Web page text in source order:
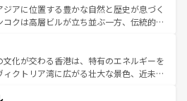
わってみてほしい。 なお、新着の韓国情報はコンテンツ一
しい。
ランス統治時代の建物も、独特の雰囲気を
。また、バラエティの豊かさとおいしさで
インミー、ベトナムコーヒーなどは、ぜ
たい。どの地域を訪れてもあたたかい人々
てくれるので、きっと忘れられない旅にな
ジアに位置する豊かな自然と歴史が息づく
コクは高層ビルが立ち並ぶ一方、伝統的な
いる。北部ではチェンマイなどの山岳地
合い、南部ではプーケットやクラビの美し
ート気分を楽しむことができる。タイ料理
年中温暖で、どの季節にも異なる楽しみ
文化が交わる香港は、特有のエネルギーを
ィクトリア湾に広がる壮大な景色、近未来
も感動するはず。観光スポットが密集し